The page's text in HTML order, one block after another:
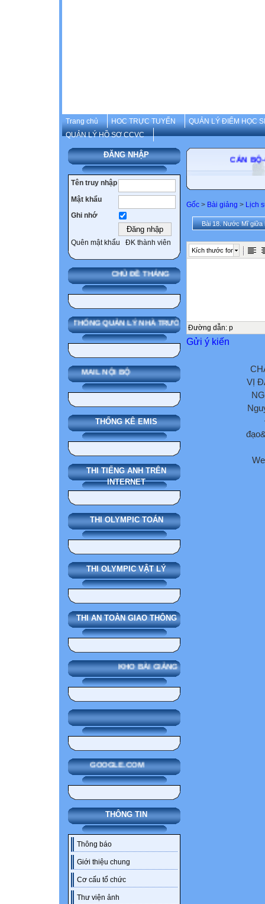
Trang chủ HOC TRỰC TUYẾN
QUẢN LÝ ĐIỂM HỌC
QUẢN LÝ HỒ SƠ CCVC
ĐĂNG NHẬP
Tên truy nhập
Mật khẩu
Ghi nhớ
Quên mật khẩu ĐK thành viên
CHỦ ĐỀ THÁNG
SMAS HỆ THỐNG QUẢN LÝ NHÀ TRƯỜNG
MAIL NỘI BỘ
THỐNG KÊ EMIS
THI TIẾNG ANH TRÊN
INTERNET
THI OLYMPIC TOÁN
THI OLYMPIC VẬT LÝ
THI AN TOÀN GIAO THÔNG
KHO BÀI GIẢNG
GOOGLE.COM
THÔNG TIN
Thông báo
Giới thiệu chung
Cơ cấu tổ chức
Thư viện ảnh
CÁN
Gốc > Bài giảng > Lịch
Bài 18. Nước Mĩ giữa
Kích thước font
Đường dẫn: p
Gửi ý kiến
VỊ